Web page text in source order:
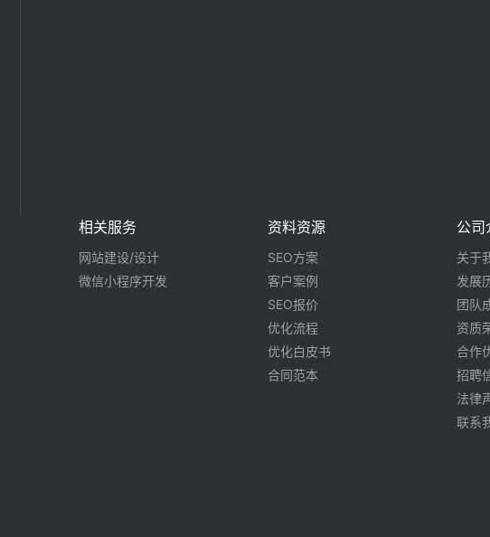
相关服务
网站建设/设计
微信小程序开发
资料资源
SEO方案
客户案例
SEO报价
优化流程
优化白皮书
合同范本
公司
关于
发展
团队
资质
合作
招聘
法律
联系